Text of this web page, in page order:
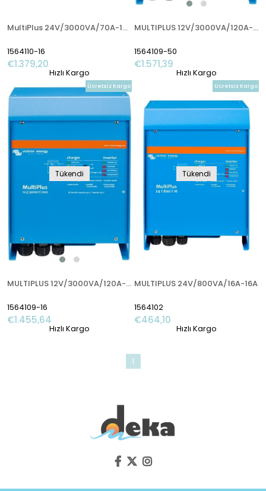
MultiPlus 24V/3000VA/70A-16A İnverter/Charger
1564110-16
€1.379,20
Hızlı Kargo
MULTIPLUS 12V/3000VA/120A-50A
1564109-50
€1.571,39
Hızlı Kargo
Tükendi
MULTIPLUS 12V/3000VA/120A-16A
1564109-16
€1.455,64
Ücretsiz Kargo
Hızlı Kargo
Tükendi
MULTIPLUS 24V/800VA/16A-16A
1564102
€464,10
Ücretsiz Kargo
Hızlı Kargo
1